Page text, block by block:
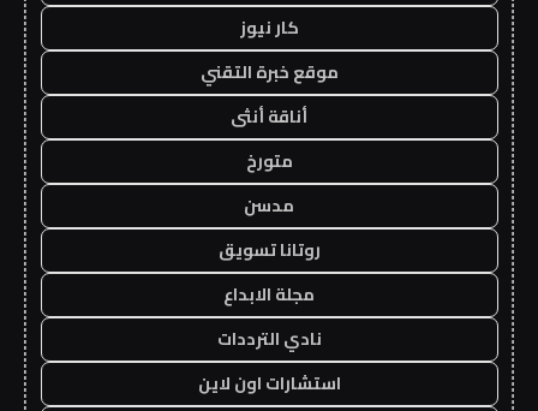
كار نيوز
موقع خبرة التقني
أناقة أنثى
متورخ
مدسن
روتانا تسويق
مجلة الابداع
نادي الترددات
استشارات اون لاين